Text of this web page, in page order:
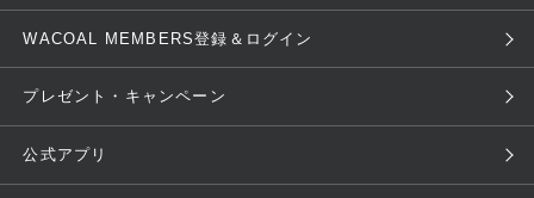
WACOAL Remamma
Licensed Brands
3Dボディスキャン
商品回収
ニュース＆トピックス
ブラパン ワコールスタイル
大人の工場見学inベトナム 人間科学研究開発センター見学
WACOAL MEMBERS登録＆ログイン
プレゼント・キャンペーン
公式アプリ